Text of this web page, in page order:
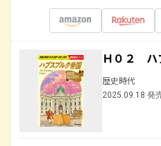
Ｈ０２ ハ
歴史時代
2025.09.18 発